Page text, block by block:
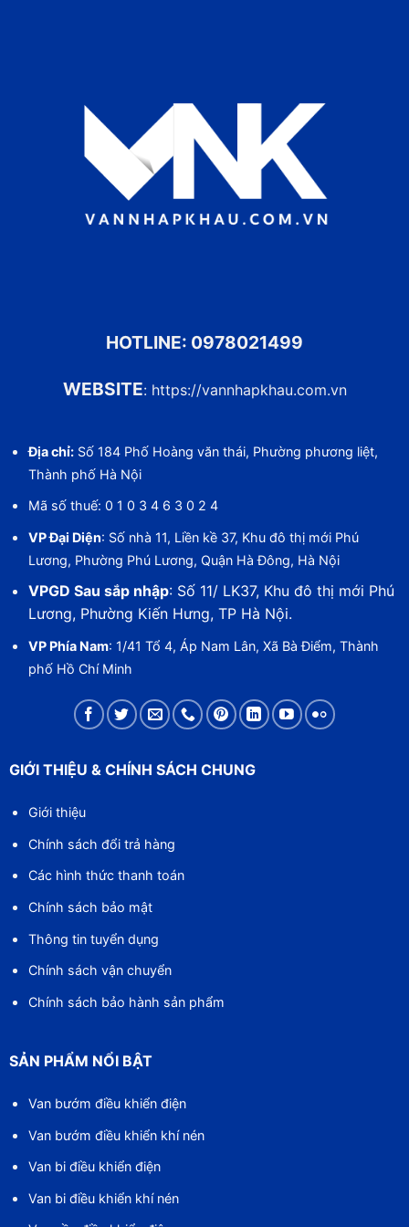
HOTLINE: 0978021499
WEBSITE: https://vannhapkhau.com.vn
Địa chỉ:Số 184 Phố Hoàng văn thái, Phường phương liệt,
Thành phố Hà Nội
Mã số thuế: 0 1 0 3 4 6 3 0 2 4
VP Đại Diện: Số nhà 11, Liền kề 37, Khu đô thị mới Phú
Lương, Phường Phú Lương, Quận Hà Đông, Hà Nội
VPGD Sau sắp nhập: Số 11/ LK37, Khu đô thị mới Phú
Lương, Phường Kiến Hưng, TP Hà Nội.
VP Phía Nam: 1/41 Tổ 4, Áp Nam Lân, Xã Bà Điểm, Thành
phố Hồ Chí Minh
GIỚI THIỆU & CHÍNH SÁCH CHUNG
Giới thiệu
Chính sách đổi trả hàng
Các hình thức thanh toán
Chính sách bảo mật
Thông tin tuyển dụng
Chính sách vận chuyển
Chính sách bảo hành sản phẩm
SẢN PHẨM NỔI BẬT
Van bướm điều khiển điện
Van bướm điều khiển khí nén
Van bi điều khiển điện
Van bi điều khiển khí nén